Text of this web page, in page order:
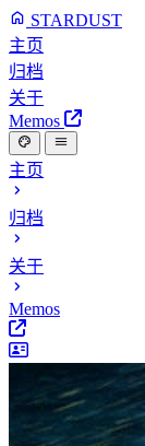
STARDUST
主页
归档
关于
Memos
主页
归档
关于
Memos